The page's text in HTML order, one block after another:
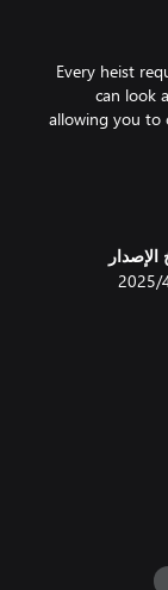
Every heist
can look
allowing you to
online
goes exactly
Monaco 2
Complete the
hundreds of
الإصدار